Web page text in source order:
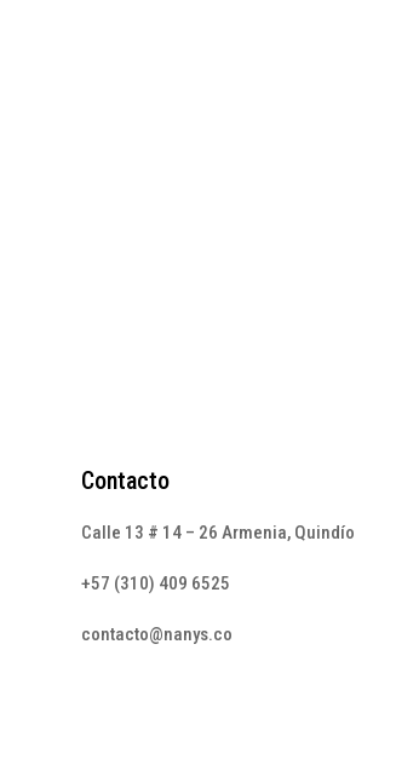
Contacto
Calle 13 # 14 – 26 Armenia, Quindío
+57 (310) 409 6525
contacto@nanys.co